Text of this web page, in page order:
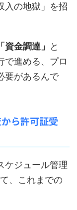
入の地獄」を招
「資金調達」
と
で進める、プロ
要があるんで
ら許可証受
ケジュール管理
、これまでの